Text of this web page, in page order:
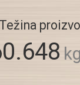
Težina